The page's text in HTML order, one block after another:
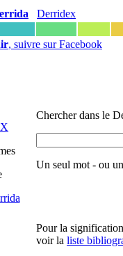
Derridex
, suivre sur Facebook
Chercher dans le
Un seul mot - ou
Pour la
voir la liste